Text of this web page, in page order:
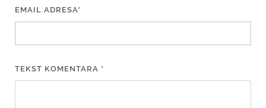
EMAIL ADRESA*
TEKST KOMENTARA *